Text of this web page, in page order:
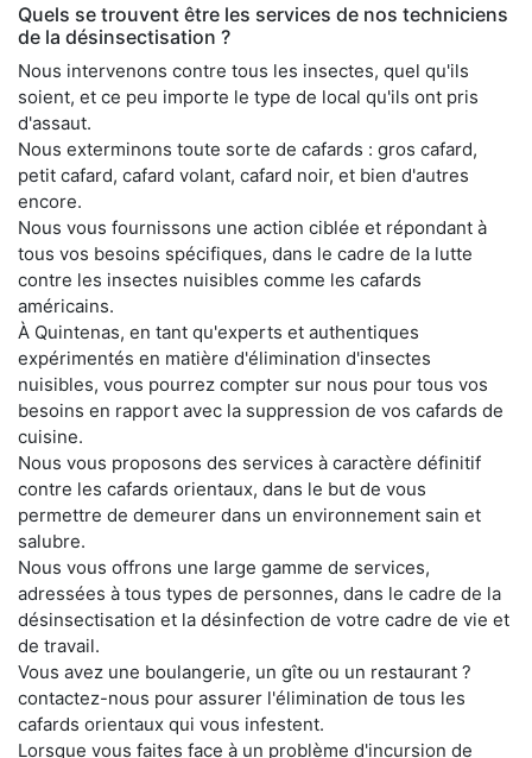
Quels se trouvent être les services de nos techniciens
de la désinsectisation ?
Nous intervenons contre tous les insectes, quel qu'ils
soient, et ce peu importe le type de local qu'ils ont pris
d'assaut.
Nous exterminons toute sorte de cafards : gros cafard,
petit cafard, cafard volant, cafard noir, et bien d'autres
encore.
Nous vous fournissons une action ciblée et répondant à
tous vos besoins spécifiques, dans le cadre de la lutte
contre les insectes nuisibles comme les cafards
américains.
À Quintenas, en tant qu'experts et authentiques
expérimentés en matière d'élimination d'insectes
nuisibles, vous pourrez compter sur nous pour tous vos
besoins en rapport avec la suppression de vos cafards de
cuisine.
Nous vous proposons des services à caractère définitif
contre les cafards orientaux, dans le but de vous
permettre de demeurer dans un environnement sain et
salubre.
Nous vous offrons une large gamme de services,
adressées à tous types de personnes, dans le cadre de la
désinsectisation et la désinfection de votre cadre de vie et
de travail.
Vous avez une boulangerie, un gîte ou un restaurant ?
contactez-nous pour assurer l'élimination de tous les
cafards orientaux qui vous infestent.
Lorsque vous faites face à un problème d'incursion de